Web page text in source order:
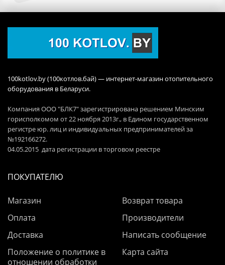
100kotlov.by (100котлов.бай) — интернет-магазин отопительного
оборудования в Беларуси.
Компания ООО "БЛК7" зарегистрирована решением Минским
горисполкомом от 22 ноября 2013г., в Едином государственном
регистре юр. лиц и индивидуальных предпринимателей за
№192166272.
04.05.2015 дата регистрации в торговом реестре
ПОКУПАТЕЛЮ
Магазин
Оплата
Доставка
Положение о политике в
отношении обработки
Возврат товара
Производители
Написать сообщение
Карта сайта